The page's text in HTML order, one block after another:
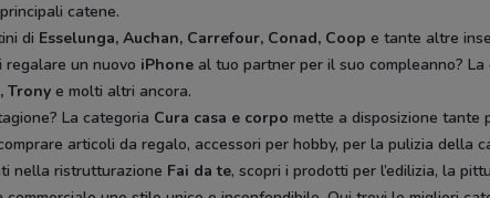
catene.
di Esselunga, Auchan, Carrefour, Conad, Coop e tante altre
regalare un nuovo iPhone al tuo partner per il suo compleanno? La
Trony e molti altri ancora.
La categoria Cura casa e corpo mette a disposizione tante
articoli da regalo, accessori per hobby, per la pulizia della
nella ristrutturazione Fai da te, scopri i prodotti per l’edilizia, la